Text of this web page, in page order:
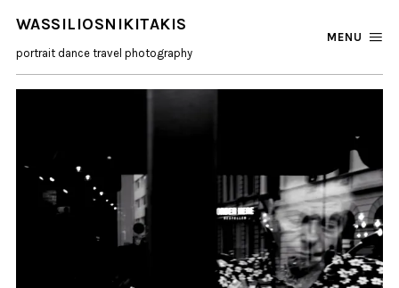
WASSILIOSNIKITAKIS
portrait dance travel photography
MENU